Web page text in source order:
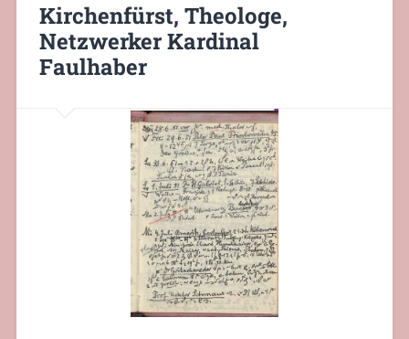
Kirchenfürst, Theologe,
Netzwerker Kardinal
Faulhaber